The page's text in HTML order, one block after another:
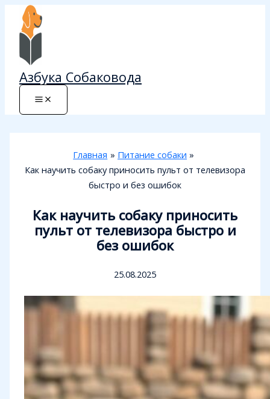
Перейти
содержимому
Азбука Собаковода
Главная
Питание собаки
Как научить собаку приносить пульт от телевизора
быстро и без ошибок
Как научить собаку приносить
пульт от телевизора быстро и
без ошибок
25.08.2025